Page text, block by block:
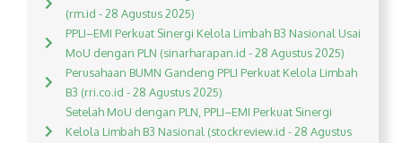
(rm.id - 28 Agustus 2025)
PPLI–EMI Perkuat Sinergi Kelola Limbah B3 Nasional Usai
MoU dengan PLN (sinarharapan.id - 28 Agustus 2025)
Perusahaan BUMN Gandeng PPLI Perkuat Kelola Limbah
B3 (rri.co.id - 28 Agustus 2025)
Setelah MoU dengan PLN, PPLI–EMI Perkuat Sinergi
Kelola Limbah B3 Nasional (stockreview.id - 28 Agustus